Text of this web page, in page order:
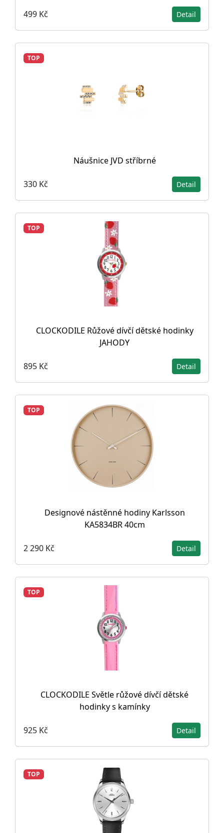
499 Kč Detail
TOP
Náušnice JVD stříbrné
330 Kč Detail
TOP
CLOCKODILE Růžové dívčí dětské hodinky
JAHODY
895 Kč Detail
TOP
Designové nástěnné hodiny Karlsson
KA5834BR 40cm
2 290 Kč Detail
TOP
CLOCKODILE Světle růžové dívčí dětské
hodinky s kamínky
925 Kč Detail
TOP